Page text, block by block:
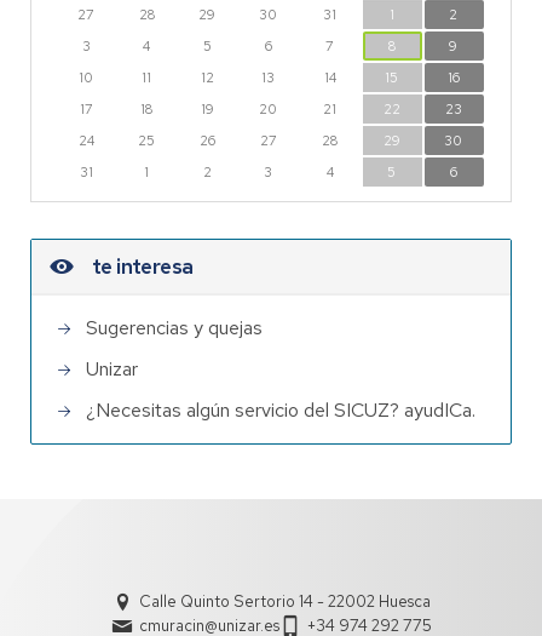
27
28 29 30 31 1
2
3
4 5 6 7 8
9
10
11 12 13 14 15
16
17
18 19 20 21 22
23
24
25 26 27 28 29
30
31
1 2 3 4 5 6
te interesa
Sugerencias y quejas
Unizar
¿Necesitas algún servicio del SICUZ? ayudICa.
Calle Quinto Sertorio 14 - 22002 Huesca
cmuracin@unizar.es
+34 974 292 775